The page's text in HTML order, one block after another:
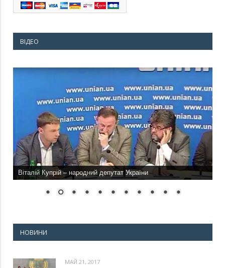
ВІДЕО
Віталій Купрій – народний депутат України
НОВИНИ
МАЙ 21, 2017